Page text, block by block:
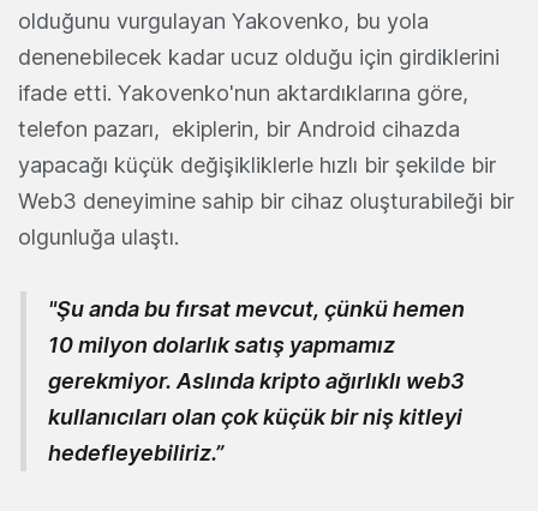
olduğunu vurgulayan Yakovenko, bu yola
denenebilecek kadar ucuz olduğu için girdiklerini
ifade etti. Yakovenko'nun aktardıklarına göre,
telefon pazarı, ekiplerin, bir Android cihazda
yapacağı küçük değişikliklerle hızlı bir şekilde bir
Web3 deneyimine sahip bir cihaz oluşturabileği bir
olgunluğa ulaştı.
"Şu anda bu fırsat mevcut, çünkü hemen
10 milyon dolarlık satış yapmamız
gerekmiyor. Aslında kripto ağırlıklı web3
kullanıcıları olan çok küçük bir niş kitleyi
hedefleyebiliriz.”